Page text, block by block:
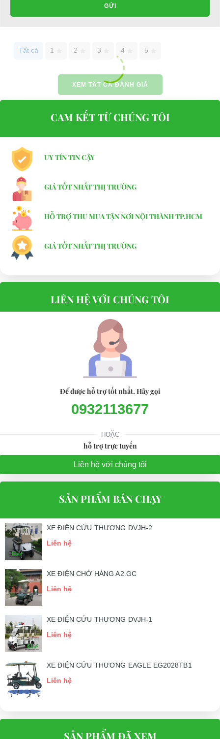
GỬI
Tất cả 1 2 3 4 5
XEM TẤT CẢ ĐÁNH GIÁ
CAM KẾT TỪ CHÚNG TÔI
UY TÍN TIN CẬY
GIÁ TỐT NHẤT THỊ TRƯỜNG
HỖ TRỢ THU MUA TẬN NƠI NỘI THÀNH TP.HCM
GIÁ TỐT NHẤT THỊ TRƯỜNG
LIÊN HỆ VỚI CHÚNG TÔI
Để được hỗ trợ tốt nhất. Hãy gọi
0932113677
HOẶC
hỗ trợ trực tuyến
Liên hệ với chúng tôi
SẢN PHẨM BÁN CHẠY
XE ĐIỆN CỨU THƯƠNG DVJH-2
Liên hệ
XE ĐIỆN CHỞ HÀNG A2.GC
Liên hệ
XE ĐIỆN CỨU THƯƠNG DVJH-1
Liên hệ
XE ĐIỆN CỨU THƯƠNG EAGLE EG2028TB1
Liên hệ
SẢN PHẨM ĐÃ XEM